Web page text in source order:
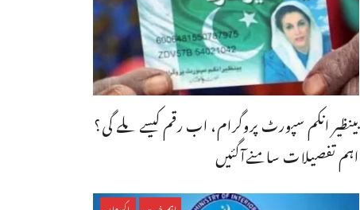
بینظیر انکم سپورٹ پروگرام، اب رقم کیسے ملے گی؟
اہم تفصیلات سامنےآگئیں